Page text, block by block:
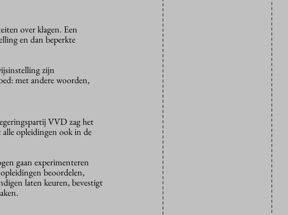
over klagen. Een
en dan beperkte
zijn
met andere woorden,
VVD zag het
opleidingen ook in de
gaan experimenteren
beoordelen,
laten keuren, bevestigt